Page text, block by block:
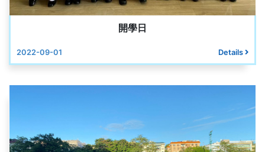
開學日
2022-09-01 Details